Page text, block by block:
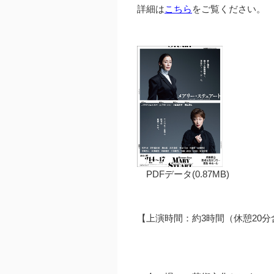
詳細はこちら をご覧ください。
PDFデータ(0.87MB)
【上演時間：約3時間（休憩20